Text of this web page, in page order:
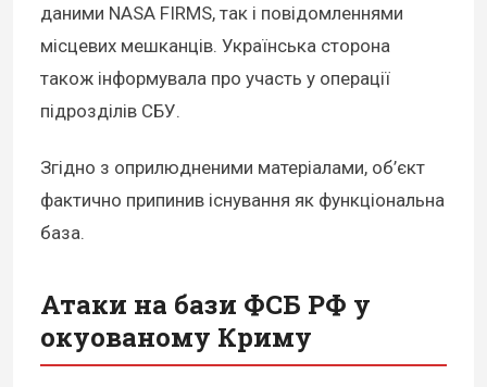
даними NASA FIRMS, так і повідомленнями
місцевих мешканців. Українська сторона
також інформувала про участь у операції
підрозділів СБУ.
Згідно з оприлюдненими матеріалами, об’єкт
фактично припинив існування як функціональна
база.
Атаки на бази ФСБ РФ у
окуованому Криму